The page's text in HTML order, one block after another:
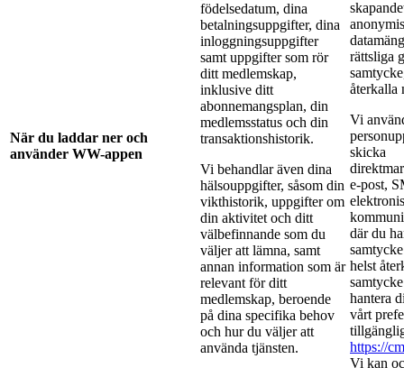
När du laddar ner och
använder WW-appen
födelsedatum, dina
betalningsuppgifter, dina
inloggningsuppgifter
samt uppgifter som rör
ditt medlemskap,
inklusive ditt
abonnemangsplan, din
medlemsstatus och din
transaktionshistorik.
Vi behandlar även dina
hälsouppgifter, såsom din
vikthistorik, uppgifter om
din aktivitet och ditt
välbefinnande som du
väljer att lämna, samt
annan information som är
relevant för ditt
medlemskap, beroende
på dina specifika behov
och hur du väljer att
använda tjänsten.
rättsliga
återkalla
Vi
skicka
e-post,
där du
helst
hantera
vårt
https://
Vi kan